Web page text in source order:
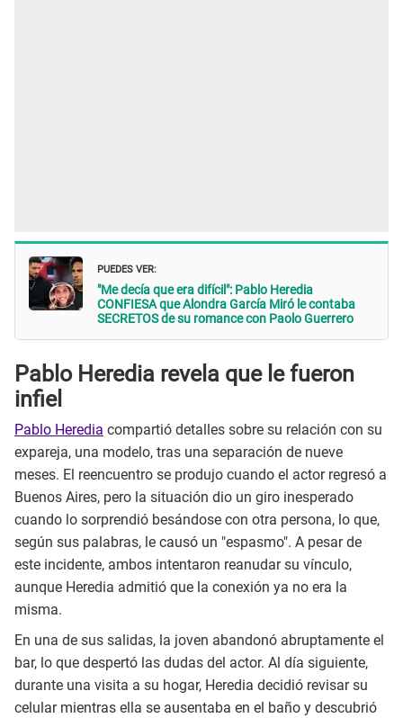
PUEDES VER:
"Me decía que era difícil": Pablo Heredia
CONFIESA que Alondra García Miró le contaba
SECRETOS de su romance con Paolo Guerrero
Pablo Heredia revela que le fueron
infiel
Pablo Heredia compartió detalles sobre su relación con su
expareja, una modelo, tras una separación de nueve
meses. El reencuentro se produjo cuando el actor regresó a
Buenos Aires, pero la situación dio un giro inesperado
cuando lo sorprendió besándose con otra persona, lo que,
según sus palabras, le causó un "espasmo". A pesar de
este incidente, ambos intentaron reanudar su vínculo,
aunque Heredia admitió que la conexión ya no era la
misma.
En una de sus salidas, la joven abandonó abruptamente el
bar, lo que despertó las dudas del actor. Al día siguiente,
durante una visita a su hogar, Heredia decidió revisar su
celular mientras ella se ausentaba en el baño y descubrió